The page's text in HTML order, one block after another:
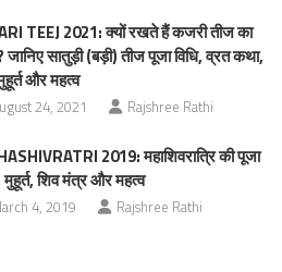
TEEJ 2021: क्‍यों रखते हैं कजरी तीज का
जानिए सातुड़ी (बड़ी) तीज पूजा विधि, व्रत कथा,
और महत्व
24, 2021 Rajshree Rathi
2019: महाशिवरात्रि की पूजा
मुहूर्त, शिव मंत्र और महत्व
4, 2019 Rajshree Rathi